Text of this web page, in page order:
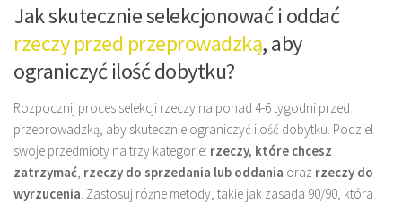
Jak skutecznie selekcjonować i oddać
rzeczy przed przeprowadzką, aby
ograniczyć ilość dobytku?
Rozpocznij proces selekcji rzeczy na ponad 4-6 tygodni przed
przeprowadzką, aby skutecznie ograniczyć ilość dobytku. Podziel
swoje przedmioty na trzy kategorie: rzeczy, które chcesz
zatrzymać rzeczy do sprzedania lub oddania oraz rzeczy do
wyrzucenia . Zastosuj różne metody, takie jak zasada 90/90, która